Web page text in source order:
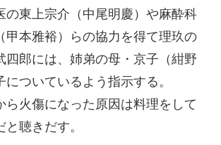
の東上宗介（中尾明慶）や麻酔科
甲本雅裕）らの協力を得て理玖の
四郎には、姉弟の母・京子（紺野
についているよう指示する。
ら火傷になった原因は料理をして
聴きだす。